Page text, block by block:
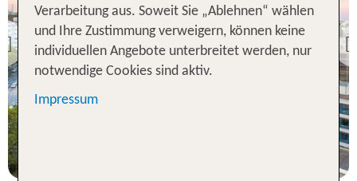
Previous
Berlin
Hotel Riu Plaza Berlin
99 % Weiterempfehlung
Verarbeitung aus. Soweit Sie „Ablehnen“ wählen
und Ihre Zustimmung verweigern, können keine
individuellen Angebote unterbreitet werden, nur
notwendige Cookies sind aktiv.
Impressum